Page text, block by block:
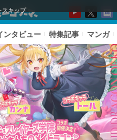
スキップ
ンタビュー 特集記事 マンガ